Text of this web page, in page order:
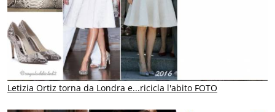
Letizia Ortiz torna da Londra e...ricicla l'abito FOTO